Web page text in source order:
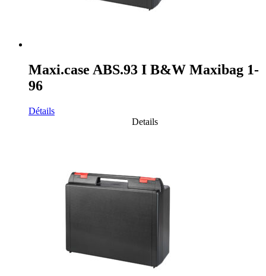
Maxi.case ABS.93 I B&W Maxibag 1-
96
Détails
Details